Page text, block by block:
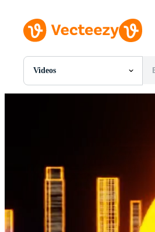
Videos
Todas Imágenes
Videos
Gráficos en Movimiento
Imágenes Editoriales
Eventos Editoriales